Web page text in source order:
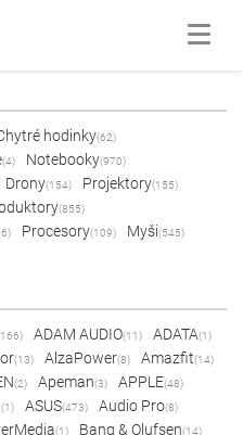
hodinky(62)
(4) Notebooky(970)
Drony(154) Projektory(155)
(855)
Procesory(109) Myši(545)
ADAM AUDIO(11) ADATA(1)
(13) AlzaPower(8) Amazfit(14)
(2) Apeman(3) APPLE(48)
(1) ASUS(473) Audio Pro(8)
(1) Bang & Olufsen(14)